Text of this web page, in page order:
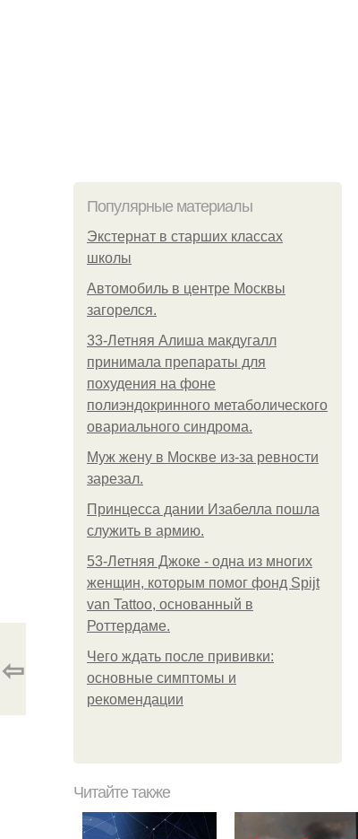
Популярные материалы
Экстернат в старших классах
школы
Автомобиль в центре Москвы
загорелся.
33-Летняя Алиша макдугалл
принимала препараты для
похудения на фоне
полиэндокринного метаболического
овариального синдрома.
Mуж жену в Москве из-за ревности
зарезал.
Принцесса дании Изабелла пошла
служить в армию.
53-Летняя Джоке - одна из многих
женщин, которым помог фонд Spijt
van Tattoo, основанный в
Роттердаме.
Чего ждать после прививки:
основные симптомы и
рекомендации
⇦
Читайте также